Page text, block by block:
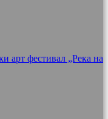
арт фестивал „Река на